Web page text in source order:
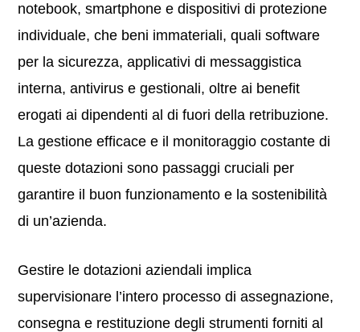
notebook, smartphone e dispositivi di protezione
individuale, che beni immateriali, quali software
per la sicurezza, applicativi di messaggistica
interna, antivirus e gestionali, oltre ai benefit
erogati ai dipendenti al di fuori della retribuzione.
La gestione efficace e il monitoraggio costante di
queste dotazioni sono passaggi cruciali per
garantire il buon funzionamento e la sostenibilità
di un’azienda.
Gestire le dotazioni aziendali implica
supervisionare l’intero processo di assegnazione,
consegna e restituzione degli strumenti forniti al